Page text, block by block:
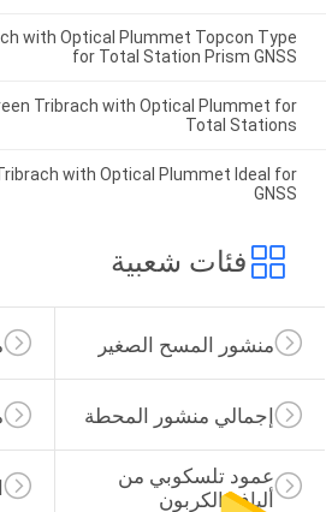
with Optical Plummet Topcon Type
for Total Station Prism GNSS
Tribrach with Optical Plummet for
Total Stations
with Optical Plummet Ideal for
GNSS
فئات شعبية
منشور المسح الصغير
إجمالي منشور المحطة
عمود تلسكوبي من
ألياف الكربون